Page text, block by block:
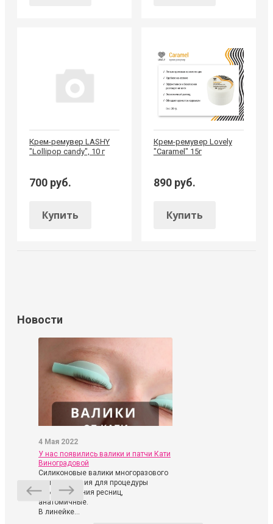
Крем-ремувер LASHY
"Lollipop candy", 10 г
700 руб.
Купить
Крем-ремувер Lovely
"Caramel" 15г
890 руб.
Купить
Новости
4 Мая 2022
У нас появились валики и патчи Кати
Виноградовой
Силиконовые валики многоразового
использования для процедуры
ламинирования ресниц,
анатомичные.
В линейке...